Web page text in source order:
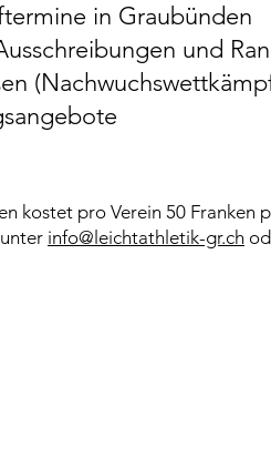
in Graubünden
und
kostet pro Verein 50 Franken
info@leichtathletik-gr.ch